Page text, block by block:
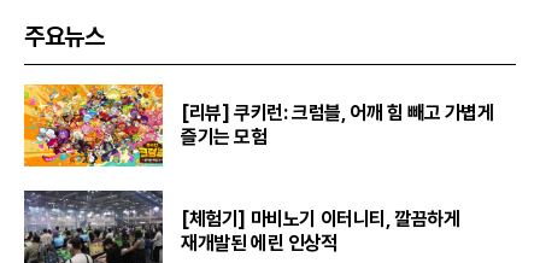
주요뉴스
[리뷰] 쿠키런: 크럼블, 어깨 힘 빼고 가볍게
즐기는 모험
[체험기] 마비노기 이터니티, 깔끔하게
재개발된 에린 인상적